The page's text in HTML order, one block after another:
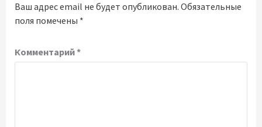
Ваш адрес email не будет опубликован. Обязательные
поля помечены *
Комментарий*